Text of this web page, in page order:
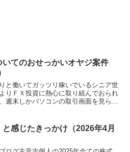
いてのおせっかいオヤジ案件
と働いてガッツリ稼いでいるシニア世
りＦＸ投資に熱心に取り組んでおられ
週末しかパソコンの取引画面を見られ
感じたきっかけ（2026年4月